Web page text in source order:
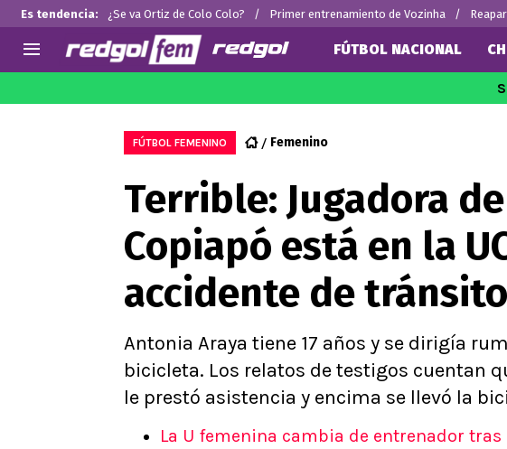
Es tendencia: ¿Se va Ortiz de Colo Colo? Primer entrenamiento de Vozinha
Selección Chilena
U de Chile
U Católica
Campeonato Nacional
Primera B
Segunda División
Copa Chile
Supercopa Chile
Campeonato Femenino
Alexis Sánchez
Claudio Bravo
Ben Brereton
Chilenos por el mundo
FÚTBOL NACIONAL
FÚTBOL FEMENINO Femenino
Terrible: Jugadora
Copiapó está en la
accidente de tránsito
Antonia Araya tiene 17 años y se dirigía
bicicleta. Los relatos de testigos cuentan
le prestó asistencia y encima se llevó la
La U femenina cambia de entrenador